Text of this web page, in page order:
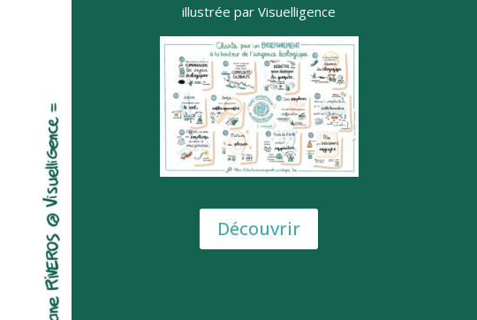
illustrée par Visuelligence
Découvrir